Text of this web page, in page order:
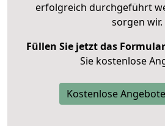
erfolgreich durchgeführt
sorgen wir.
Füllen Sie jetzt das
Sie kostenlose
Kostenlose